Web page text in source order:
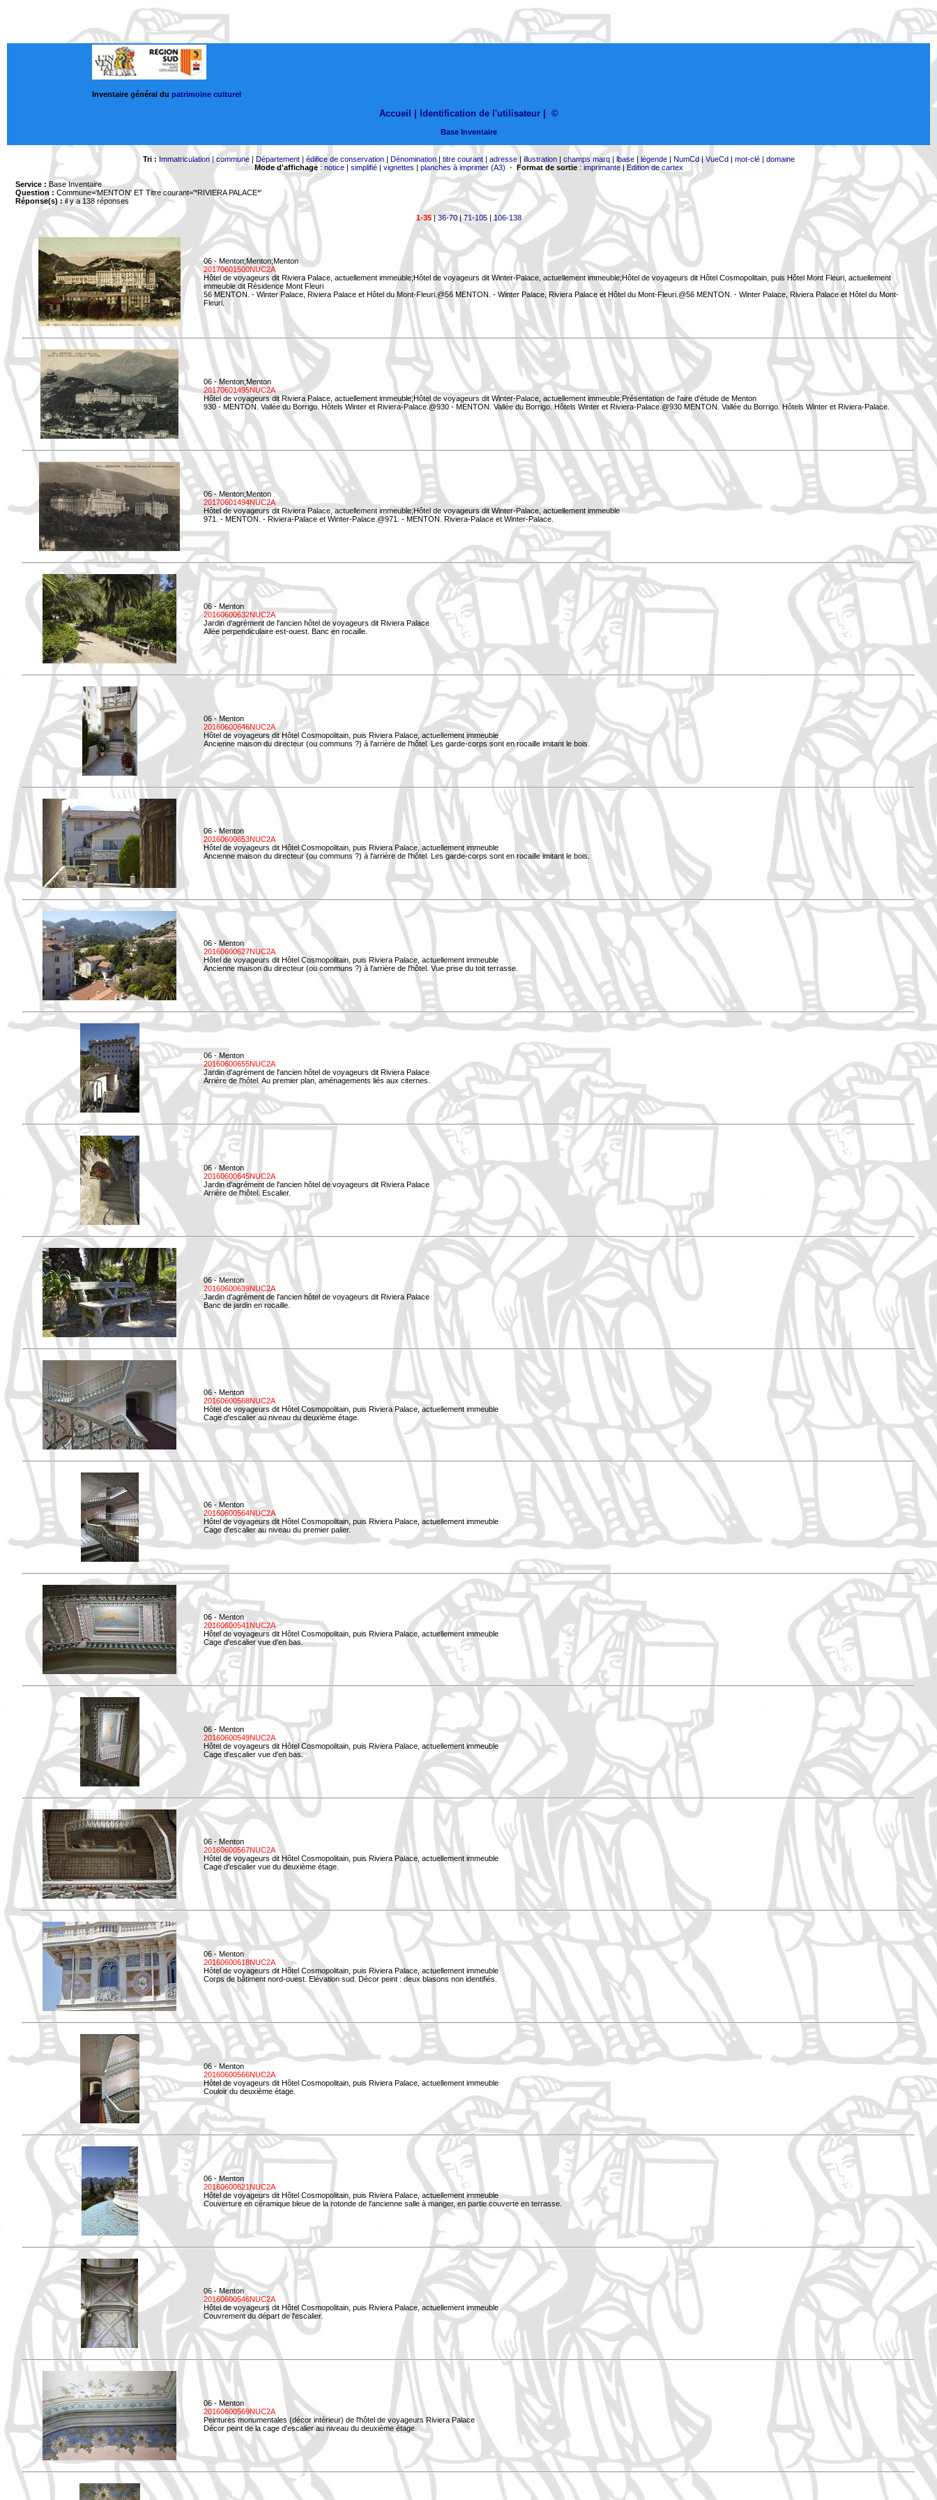
Inventaire général du patrimoine culturel
Accueil | Identification de l'utilisateur ©
Base Inventaire
Tri : Immatriculation|commune| Département| édifice de conservation| Dénomination| titre courant| adresse| illustration| champs marq| lbase| légende| NumCd|VueCd| mot-clé| domaine
Mode d'affichage: notice| simplifié| vignettes | planches à imprimer (A3) - Format de sortie: imprimante|Edition de cartex
Service : Base Inventaire
Question : Commune='MENTON' ET Titre courant='*RIVIERA PALACE*'
Réponse(s) :il y a 138 réponses
1-35|36-70|71-105| 106-138
06 - Menton;Menton;Menton
20170601500NUC2A
Hôtel de voyageurs dit Riviera Palace, actuellement immeuble;Hôtel de voyageurs dit Winter-Palace, actuellement immeuble;Hôtel de voyageurs dit Hôtel Cosmopolitain, puis Hôtel Mont Fleuri, actuellement
immeuble dit Résidence Mont Fleuri
56 MENTON. - Winter Palace, Riviera Palace et Hôtel du Mont-Fleuri.@56 MENTON. - Winter Palace, Riviera Palace et Hôtel du Mont-Fleuri.@56 MENTON. - Winter Palace, Riviera Palace et Hôtel du Mont-
Fleuri.
06 - Menton;Menton
20170601495NUC2A
Hôtel de voyageurs dit Riviera Palace, actuellement immeuble;Hôtel de voyageurs dit Winter-Palace, actuellement immeuble;Présentation de l'aire d'étude de Menton
930 - MENTON. Vallée du Borrigo. Hôtels Winter et Riviera-Palace.@930 - MENTON. Vallée du Borrigo. Hôtels Winter et Riviera-Palace.@930 MENTON. Vallée du Borrigo. Hôtels Winter et Riviera-Palace.
06 - Menton;Menton
20170601494NUC2A
Hôtel de voyageurs dit Riviera Palace, actuellement immeuble;Hôtel de voyageurs dit Winter-Palace, actuellement immeuble
971. - MENTON. - Riviera-Palace et Winter-Palace.@971. - MENTON. Riviera-Palace et Winter-Palace.
06 - Menton
20160600632NUC2A
Jardin d'agrément de l'ancien hôtel de voyageurs dit Riviera Palace
Allée perpendiculaire est-ouest. Banc en rocaille.
06 - Menton
20160600646NUC2A
Hôtel de voyageurs dit Hôtel Cosmopolitain, puis Riviera Palace, actuellement immeuble
Ancienne maison du directeur (ou communs ?) à l'arrière de l'hôtel. Les garde-corps sont en rocaille imitant le bois.
06 - Menton
20160600653NUC2A
Hôtel de voyageurs dit Hôtel Cosmopolitain, puis Riviera Palace, actuellement immeuble
Ancienne maison du directeur (ou communs ?) à l'arrière de l'hôtel. Les garde-corps sont en rocaille imitant le bois.
06 - Menton
20160600627NUC2A
Hôtel de voyageurs dit Hôtel Cosmopolitain, puis Riviera Palace, actuellement immeuble
Ancienne maison du directeur (ou communs ?) à l'arrière de l'hôtel. Vue prise du toit terrasse.
06 - Menton
20160600655NUC2A
Jardin d'agrément de l'ancien hôtel de voyageurs dit Riviera Palace
Arrière de l'hôtel. Au premier plan, aménagements liés aux citernes.
06 - Menton
20160600645NUC2A
Jardin d'agrément de l'ancien hôtel de voyageurs dit Riviera Palace
Arrière de l'hôtel. Escalier.
06 - Menton
20160600639NUC2A
Jardin d'agrément de l'ancien hôtel de voyageurs dit Riviera Palace
Banc de jardin en rocaille.
06 - Menton
20160600568NUC2A
Hôtel de voyageurs dit Hôtel Cosmopolitain, puis Riviera Palace, actuellement immeuble
Cage d'escalier au niveau du deuxième étage.
06 - Menton
20160600564NUC2A
Hôtel de voyageurs dit Hôtel Cosmopolitain, puis Riviera Palace, actuellement immeuble
Cage d'escalier au niveau du premier palier.
06 - Menton
20160600541NUC2A
Hôtel de voyageurs dit Hôtel Cosmopolitain, puis Riviera Palace, actuellement immeuble
Cage d'escalier vue d'en bas.
06 - Menton
20160600549NUC2A
Hôtel de voyageurs dit Hôtel Cosmopolitain, puis Riviera Palace, actuellement immeuble
Cage d'escalier vue d'en bas.
06 - Menton
20160600567NUC2A
Hôtel de voyageurs dit Hôtel Cosmopolitain, puis Riviera Palace, actuellement immeuble
Cage d'escalier vue du deuxième étage.
06 - Menton
20160600618NUC2A
Hôtel de voyageurs dit Hôtel Cosmopolitain, puis Riviera Palace, actuellement immeuble
Corps de bâtiment nord-ouest. Elévation sud. Décor peint : deux blasons non identifiés.
06 - Menton
20160600566NUC2A
Hôtel de voyageurs dit Hôtel Cosmopolitain, puis Riviera Palace, actuellement immeuble
Couloir du deuxième étage.
06 - Menton
20160600621NUC2A
Hôtel de voyageurs dit Hôtel Cosmopolitain, puis Riviera Palace, actuellement immeuble
Couverture en céramique bleue de la rotonde de l'ancienne salle à manger, en partie couverte en terrasse.
06 - Menton
20160600546NUC2A
Hôtel de voyageurs dit Hôtel Cosmopolitain, puis Riviera Palace, actuellement immeuble
Couvrement du départ de l'escalier.
06 - Menton
20160600569NUC2A
Peintures monumentales (décor intérieur) de l'hôtel de voyageurs Riviera Palace
Décor peint de la cage d'escalier au niveau du deuxième étage.